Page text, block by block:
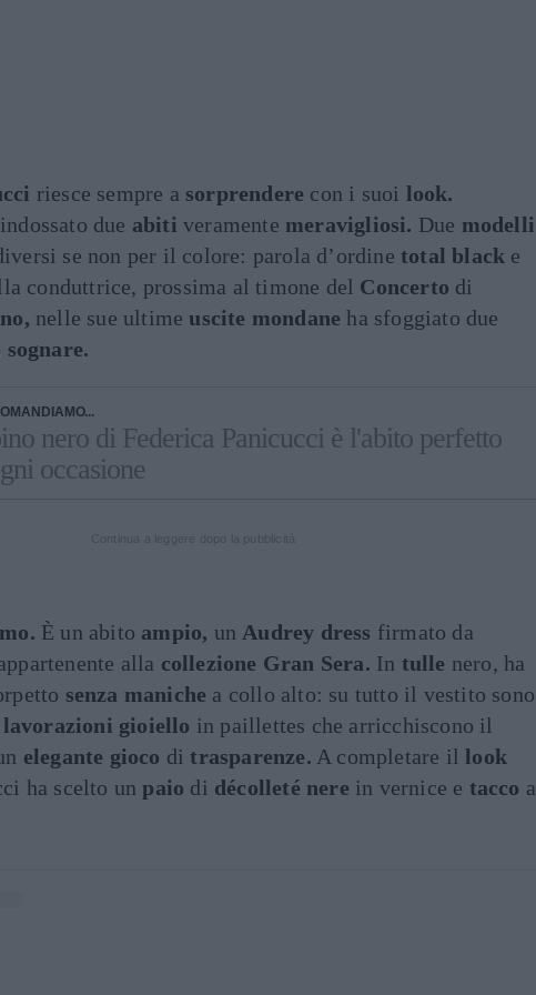
riesce sempre a sorprendere con i suoi look.
due abiti veramente meravigliosi. Due modelli
se non per il colore: parola d’ordinetotal black e
conduttrice, prossima al timone del Concerto di
nelle sue ultimeuscite mondane ha sfoggiato due
sognare.
nero di Federica Panicucci è l'abito perfetto
occasione
È un abito ampio, un Audrey dress firmato da
alla collezione Gran Sera. In tulle nero, ha
senza maniche a collo alto: su tutto il vestito sono
lavorazioni gioiello in paillettes che arricchiscono il
elegante gioco ditrasparenze. A completare il look
ha scelto unpaio di décolleté nere in vernice e tacco a